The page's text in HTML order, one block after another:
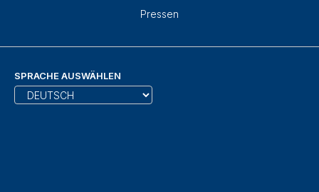
Pressen
SPRACHE AUSWÄHLEN